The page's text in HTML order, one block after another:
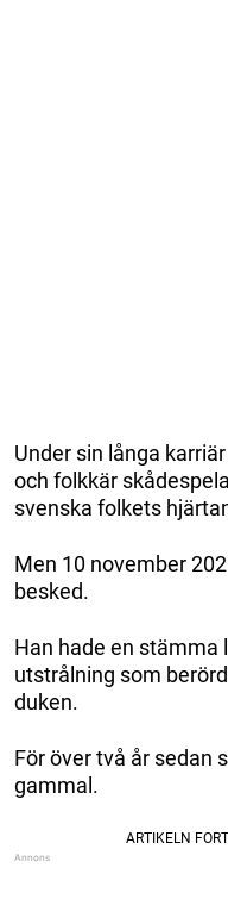
Under sin långa
och folkkär
svenska folkets
Men 10 november
besked.
Han hade en stämma
utstrålning som
duken.
För över två år sedan
gammal.